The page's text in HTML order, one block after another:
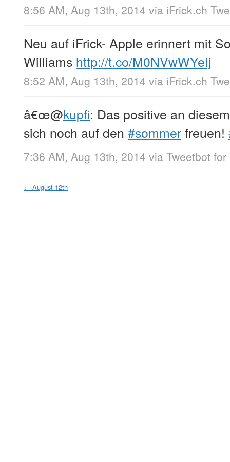
8:56 AM, Aug 13th, 2014 via iFrick.ch
Neu auf iFrick- Apple erinnert mit
Williams http://t.co/M0NVwWYeIj
8:52 AM, Aug 13th, 2014 via iFrick.ch
â€œ@kupfi: Das positive an
sich noch auf den #sommerfreuen!
7:36 AM, Aug 13th, 2014 via Tweetbot for
← August 12th